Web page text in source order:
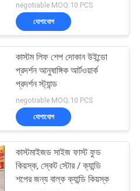
রাক
10
negotiable MOQ:10 PCS
যোগাযোগ
কাস্টম লিফ শেপ দোকান উইন্ডো
প্রদর্শন আনুষাঙ্গিক আর্টওয়ার্ক
প্রদর্শন স্ট্যান্ড
negotiable MOQ:10 PCS
যোগাযোগ
কাস্টমাইজড সাইজ ফাস্ট ফুড
কিয়স্ক, স্কেট স্টোর / ক্যান্ডি
শপের জন্য বাল্ক ক্যান্ডি কিয়স্ক